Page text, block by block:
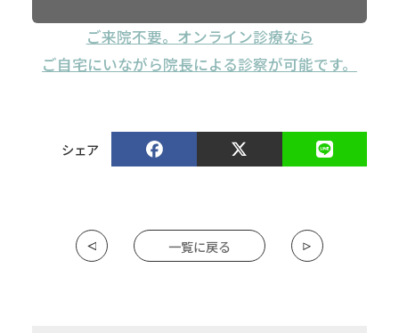
ご来院不要。オンライン診療なら
ご自宅にいながら院長による診察が可能です。
シェア
一覧に戻る